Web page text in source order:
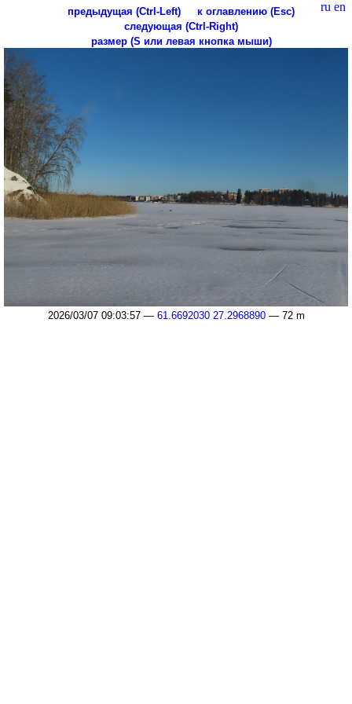
ru en
предыдущая (Ctrl-Left)
к оглавлению (Esc)
следующая (Ctrl-Right)
размер (S или левая кнопка мыши)
2026/03/07 09:03:57 — 61.6692030 27.2968890— 72 m